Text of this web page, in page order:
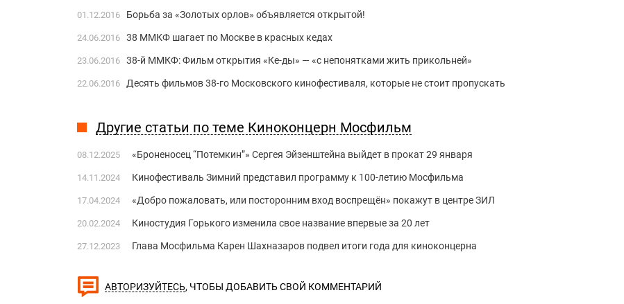
01.12.2016 Борьба за «Золотых орлов» объявляется открытой!
24.06.2016 38 ММКФ шагает по Москве в красных кедах
23.06.2016 38-й ММКФ: Фильм открытия «Ке-ды» — «с непонятками жить прикольней»
22.06.2016 Десять фильмов 38-го Московского кинофестиваля, которые не стоит пропускать
Другие статьи по теме Киноконцерн Мосфильм
08.12.2025 «Броненосец “Потемкин”» Сергея Эйзенштейна выйдет в прокат 29 января
14.11.2024 Кинофестиваль Зимний представил программу к 100-летию Мосфильма
17.04.2024 «Добро пожаловать, или посторонним вход воспрещён» покажут в центре ЗИЛ
20.02.2024 Киностудия Горького изменила свое название впервые за 20 лет
27.12.2023 Глава Мосфильма Карен Шахназаров подвел итоги года для киноконцерна
АВТОРИЗУЙТЕСЬ, ЧТОБЫ ДОБАВИТЬ СВОЙ КОММЕНТАРИЙ